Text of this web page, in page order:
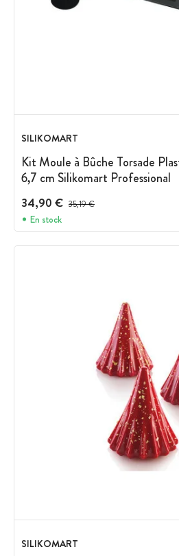
SILIKOMART
Kit Moule à Bûche Torsade
6,7 cm Silikomart Professional
34,90 € Prix avant réduction :
35,19 €
En stock
SILIKOMART